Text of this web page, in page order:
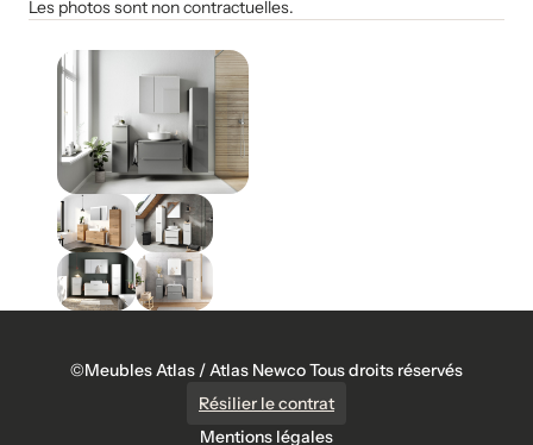
Les photos sont non contractuelles.
©Meubles Atlas / Atlas Newco Tous droits réservés
Résilier le contrat
Mentions légales